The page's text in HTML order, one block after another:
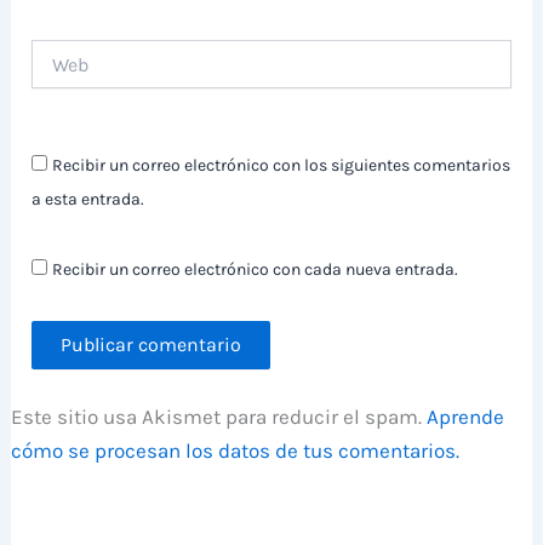
Recibir un correo electrónico con los siguientes comentarios
a esta entrada.
Recibir un correo electrónico con cada nueva entrada.
Este sitio usa Akismet para reducir el spam.Aprende
cómo se procesan los datos de tus comentarios.